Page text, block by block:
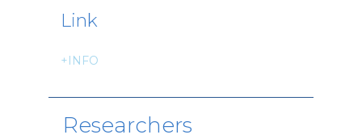
Link
+INFO
Researchers